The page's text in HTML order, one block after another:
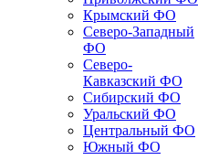
Крымский ФО
Северо-Западный
ФО
Северо-
Кавказский ФО
Сибирский ФО
Уральский ФО
Центральный ФО
Южный ФО